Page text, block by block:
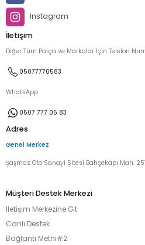
Instagram
İletişim
Diğer Tüm Parça ve Markalar İçin Telefon
05077770583
WhatsApp
0507 777 05 83
Adres
Genel Merkez
Şaşmaz Oto Sanayi Sitesi Bahçekapı Mah.
Müşteri Destek Merkezi
İletişim Merkezine Git
Canlı Destek
Bağlantı Metni#2